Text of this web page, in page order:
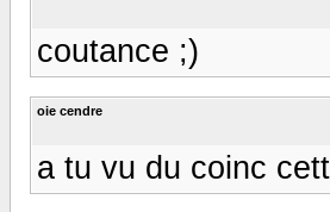
coutance ;)
oie cendre
a tu vu du coinc